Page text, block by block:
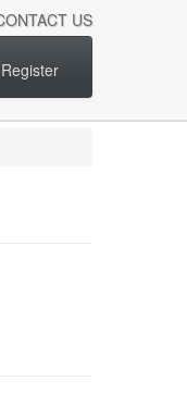
US
Register